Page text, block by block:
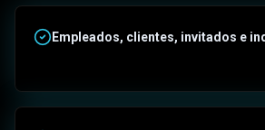
Empleados, clientes, invitados e